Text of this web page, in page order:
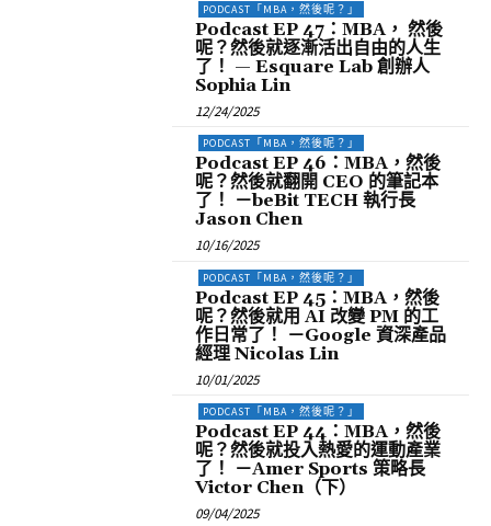
PODCAST「MBA，然後呢？」
Podcast EP 47：MBA， 然後
呢？然後就逐漸活出自由的人生
了！ — Esquare Lab 創辦人
Sophia Lin
12/24/2025
PODCAST「MBA，然後呢？」
Podcast EP 46：MBA，然後
呢？然後就翻開 CEO 的筆記本
了！ －beBit TECH 執行長
Jason Chen
10/16/2025
PODCAST「MBA，然後呢？」
Podcast EP 45：MBA，然後
呢？然後就用 AI 改變 PM 的工
作日常了！ －Google 資深產品
經理 Nicolas Lin
10/01/2025
PODCAST「MBA，然後呢？」
Podcast EP 44：MBA，然後
呢？然後就投入熱愛的運動產業
了！ －Amer Sports 策略長
Victor Chen（下）
09/04/2025